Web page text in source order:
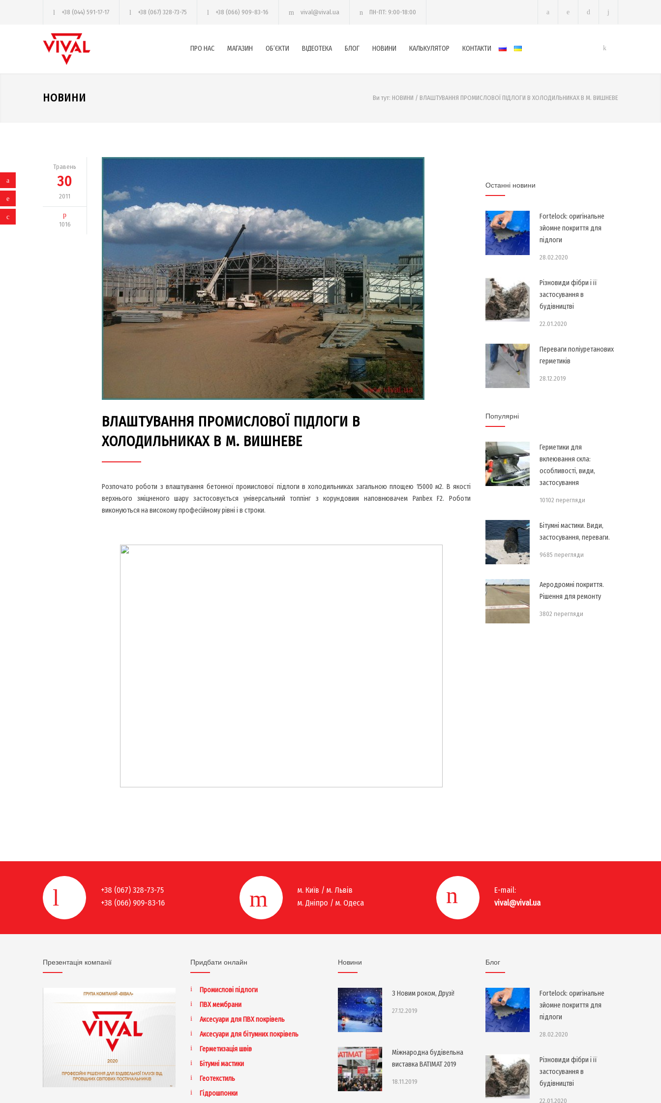
+38 (044) 591-17-17 +38 (067) 328-73-75 +38 (066) 909-83-16 vival@vival.ua ПН-ПТ: 9:00-18:00
ПРО НАС МАГАЗИН ОБ’ЄКТИ ВІДЕОТЕКА БЛОГ НОВИНИ КАЛЬКУЛЯТОР КОНТАКТИ
НОВИНИ Ви тут: НОВИНИ / ВЛАШТУВАННЯ ПРОМИСЛОВОЇ ПІДЛОГИ В ХОЛОДИЛЬНИКАХ В М. ВИШНЕВЕ
Травень
30
2011
1016
ВЛАШТУВАННЯ ПРОМИСЛОВОЇ ПІДЛОГИ В
ХОЛОДИЛЬНИКАХ В М. ВИШНЕВЕ
Розпочато роботи з влаштування бетонної промислової підлоги в холодильниках загальною площею 15000 м2. В якості
верхнього зміцненого шару застосовується універсальний топпінг з корундовим наповнювачем Panbex F2. Роботи
виконуються на високому професійному рівні і в строки.
Останні новини
Fortelock: оригінальне
зйомне покриття для
підлоги
28.02.2020
Різновиди фібри і її
застосування в
будівництві
22.01.2020
Переваги поліуретанових
герметиків
28.12.2019
Популярні
Герметики для
вклеювання скла:
особливості, види,
застосування
10102 перегляди
Бітумні мастики. Види,
застосування, переваги.
9685 перегляди
Аеродромні покриття.
Рішення для ремонту
3802 перегляди
+38 (067) 328-73-75
+38 (066) 909-83-16
м. Київ / м. Львів
м. Дніпро / м. Одеса
E-mail:
vival@vival.ua
Презентація компанії Придбати онлайн
Промислові підлоги
ПВХ мембрани
Аксесуари для ПВХ покрівель
Аксесуари для бітумних покрівель
Герметизація швів
Бітумні мастики
Геотекстиль
Гідрошпонки
Новини
З Новим роком, Друзі!
27.12.2019
Міжнародна будівельна
виставка BATIMAT 2019
18.11.2019
Блог
Fortelock: оригінальне
зйомне покриття для
підлоги
28.02.2020
Різновиди фібри і її
застосування в
будівництві
22.01.2020